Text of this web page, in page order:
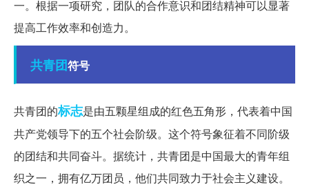
一。根据一项研究，团队的合作意识和团结精神可以显著
提高工作效率和创造力。
共青团符号
共青团的标志是由五颗星组成的红色五角形，代表着中国
共产党领导下的五个社会阶级。这个符号象征着不同阶级
的团结和共同奋斗。据统计，共青团是中国最大的青年组
织之一，拥有亿万团员，他们共同致力于社会主义建设。